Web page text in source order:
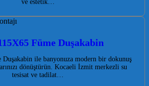
ve estetik…
Füme Duşakabin
ile banyonuza modern bir dokunuş
dönüştürün. Kocaeli İzmit merkezli su
tesisat ve tadilat…